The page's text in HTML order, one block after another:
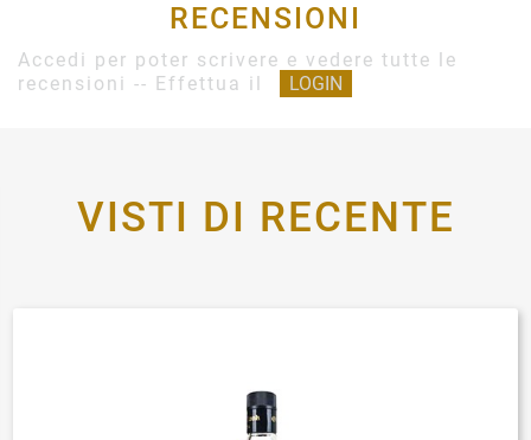
RECENSIONI
Accedi per poter scrivere e vedere tutte le
recensioni -- Effettua il
LOGIN
VISTI DI RECENTE